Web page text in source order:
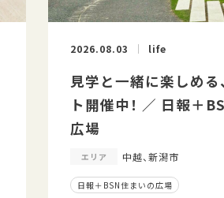
2026.08.03 life
見学と一緒に楽しめる
ト開催中！ ／ 日報＋
広場
エリア 中越、新潟市
日報＋BSN住まいの広場